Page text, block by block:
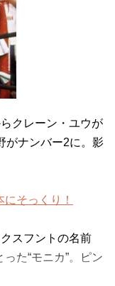
クレーン・ユウが
がナンバー2に。影
そっくり！
クスフントの名前
た“モニカ”。ピン